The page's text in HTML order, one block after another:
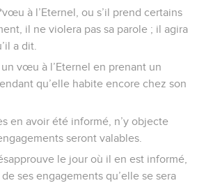
à l’Eternel, ou s’il prend certains
il ne violera pas sa parole ; il agira
a dit.
vœu à l’Eternel en prenant un
qu’elle habite encore chez son
en avoir été informé, n’y objecte
seront valables.
le jour où il en est informé,
ses engagements qu’elle se sera